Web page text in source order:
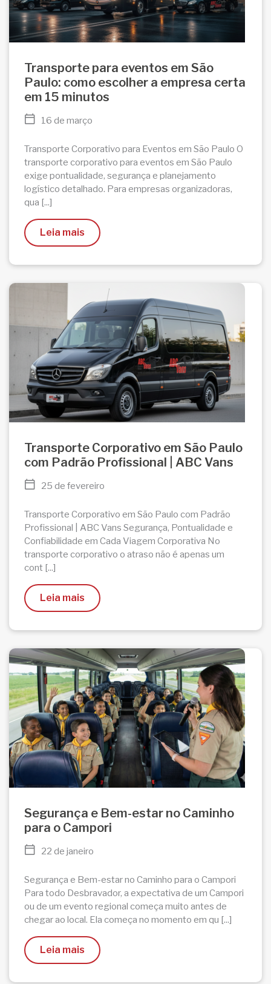
Transporte para eventos em São
Paulo: como escolher a empresa certa
em 15 minutos
16 de março
Transporte Corporativo para Eventos em São Paulo O
transporte corporativo para eventos em São Paulo
exige pontualidade, segurança e planejamento
logístico detalhado. Para empresas organizadoras,
qua [...]
Leia mais
Transporte Corporativo em São Paulo
com Padrão Profissional | ABC Vans
25 de fevereiro
Transporte Corporativo em São Paulo com Padrão
Profissional | ABC Vans Segurança, Pontualidade e
Confiabilidade em Cada Viagem Corporativa No
transporte corporativo o atraso não é apenas um
cont [...]
Leia mais
Segurança e Bem-estar no Caminho
para o Campori
22 de janeiro
Segurança e Bem-estar no Caminho para o Campori
Para todo Desbravador, a expectativa de um Campori
ou de um evento regional começa muito antes de
chegar ao local. Ela começa no momento em qu [...]
Leia mais